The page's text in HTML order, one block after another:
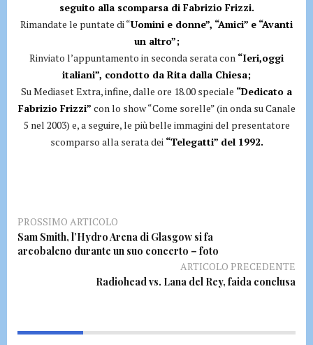
seguito alla scomparsa di Fabrizio Frizzi.
Rimandate le puntate di “Uomini e donne”, “Amici” e “Avanti
un altro”;
Rinviato l’appuntamento in seconda serata con “Ieri,oggi
italiani”, condotto da Rita dalla Chiesa;
Su Mediaset Extra, infine, dalle ore 18.00 speciale “Dedicato a
Fabrizio Frizzi” con lo show “Come sorelle” (in onda su Canale
5 nel 2003) e, a seguire, le più belle immagini del presentatore
scomparso alla serata dei “Telegatti” del 1992.
PROSSIMO ARTICOLO
Sam Smith, l’Hydro Arena di Glasgow si fa
arcobaleno durante un suo concerto – foto
ARTICOLO PRECEDENTE
Radiohead vs. Lana del Rey, faida conclusa